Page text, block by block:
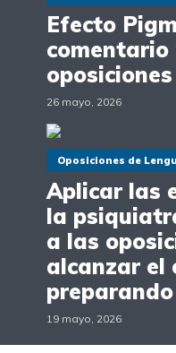
Efecto
comentario
26 mayo, 2026
Oposiciones de
Aplicar las
la
a las
alcanzar el
19 mayo, 2026